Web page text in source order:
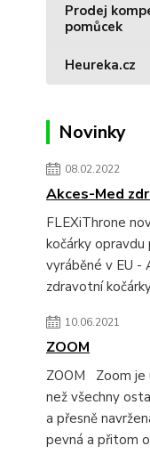
Prodej
pomůcek
Heureka.cz
Novinky
08.02.2022
Akces-Med
FLEXiThrone
kočárky
vyráběné v EU -
zdravotní
10.06.2021
ZOOM
ZOOM Zoom je
než všechny
a přesně
pevná a přitom